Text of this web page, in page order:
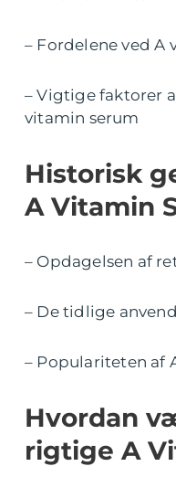
– Fordelene ved A
– Vigtige faktorer
vitamin serum
Historisk
A Vitamin
– Opdagelsen af
– De tidlige
– Populariteten af
Hvordan
rigtige A